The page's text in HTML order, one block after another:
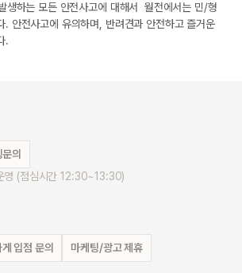
생하는 모든 안전사고에 대해서  월전에서는 민/형
. 안전사고에 유의하며, 반려견과 안전하고 즐거운
.
의
(점심시간 12:30~13:30)
입점 문의 마케팅/광고 제휴